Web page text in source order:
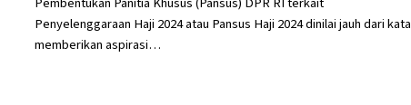
Penyelenggaraan Haji 2024 atau Pansus Haji 2024 dinilai jauh dari kata
memberikan aspirasi…